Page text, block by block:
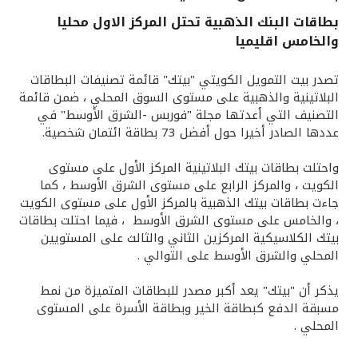
القنوات المصرفية
أدوات وخدمات
خدمات ما بعد البيع
اتصل بنا
مواقع الفروع وأجهزة الصرف الآلي
ألمانيا
ماليزيا
بطاقات البنك الذهبية تحتل المركز الاول محليا
والخامس اقليميا
تصدر بيت التمويل الكويتي "بيتك" قائمة تصنيفات البطاقات
البلاتينية والذهبية على مستوى السوق المحلي ، ضمن قائمة
التصنيف التي أعدتها مجلة "فوربس -الشرق الأوسط" في
عددها الصادر أخيرا حول أفضل 73 بطاقة ائتمان شخصية.
واحتلت بطاقات بيتك البلاتينية المركز الأول على مستوى
الكويت ، والمركز الرابع على مستوى الشرق الأوسط ، كما
جاءت بطاقات بيتك الذهبية بالمركز الأول على مستوى الكويت
، والخامس على مستوى الشرق الأوسط ، فيما احتلت بطاقات
بيتك الكلاسيكية المركزين الثاني والثالث على المستويين
المحلي والشرق الأوسط على التوالي .
يذكر أن "بيتك" يعد أكبر مصدر للبطاقات المتميزة من نمط
مسبقة الدفع كبطاقة الخير وبطاقة الأسرة على المستوى
المحلي .